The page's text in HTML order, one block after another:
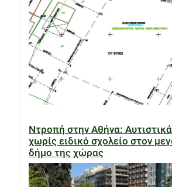
Ντροπή στην Αθήνα:
χωρίς ειδικό σχολείο στον
δήμο της χώρας